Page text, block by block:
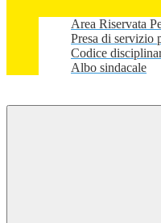
Area Riservata
Presa di servizio
Codice
Albo sindacale